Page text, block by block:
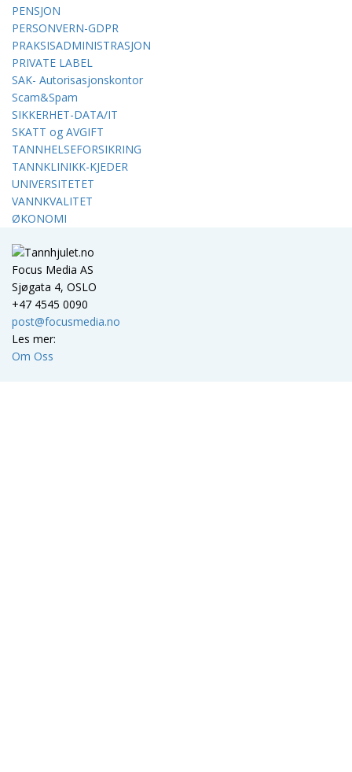
PENSJON
PERSONVERN-GDPR
PRAKSISADMINISTRASJON
PRIVATE LABEL
SAK- Autorisasjonskontor
Scam&Spam
SIKKERHET-DATA/IT
SKATT og AVGIFT
TANNHELSEFORSIKRING
TANNKLINIKK-KJEDER
UNIVERSITETET
VANNKVALITET
ØKONOMI
Focus Media AS
Sjøgata 4, OSLO
+47 4545 0090
post@focusmedia.no
Les mer:
Om Oss